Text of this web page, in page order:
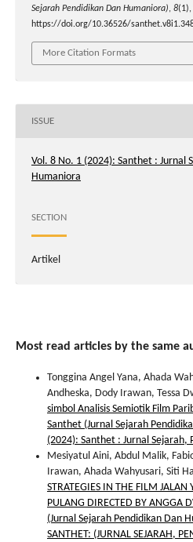
Sejarah Pendidikan Dan Humaniora), 8(1),
https://doi.org/10.36526/
More Citation Formats
ISSUE
Vol. 8 No. 1 (2024): Santhet : Jurnal
Humaniora
SECTION
Artikel
Most read articles by the same
Tonggina Angel Yana, Ahada
Andheska, Dody Irawan, Tessa
simbol Analisis Semiotik Film
Santhet (Jurnal Sejarah
(2024): Santhet : Jurnal Sejarah,
Mesiyatul Aini, Abdul Malik,
Irawan, Ahada Wahyusari, Siti
STRATEGIES IN THE FILM JALAN
PULANG DIRECTED BY ANGGA
(Jurnal Sejarah Pendidikan Dan
SANTHET: (JURNAL SEJARAH,